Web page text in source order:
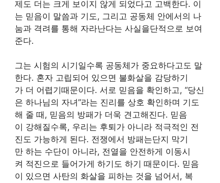
제도 더는 크게 보이지 않게 되었다고 고백한다. 이
는 믿음이 말씀과 기도, 그리고 공동체 안에서의 나
눔과 격려를 통해 자라난다는 사실을단적으로 보여
준다.
그는 시험의 시기일수록 공동체가 중요하다고도 말
한다. 혼자 고립되어 있으면 불화살을 감당하기
가 더 어렵기때문이다. 서로 믿음을 확인하고, “당신
은 하나님의 자녀”라는 진리를 상호 확인하며 기도
해 줄 때, 믿음의 방패가 더욱 견고해진다. 믿음
이 강해질수록, 우리는 후퇴가 아니라 적극적인 전
진도 가능하게 된다. 전쟁에서 방패는단지 막기
만 하는 수단이 아니라, 전열을 안전하게 이동시
켜 적진으로 들어가게 하기도 하기 때문이다. 믿음
이 있으면 사탄의 화살을 피하는 것을 넘어서, 복